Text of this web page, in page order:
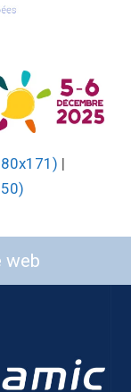
|
web